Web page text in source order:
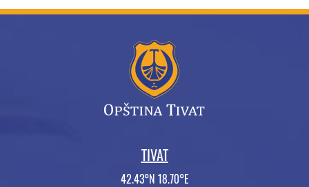
TIVAT
42.43°N 18.70°E